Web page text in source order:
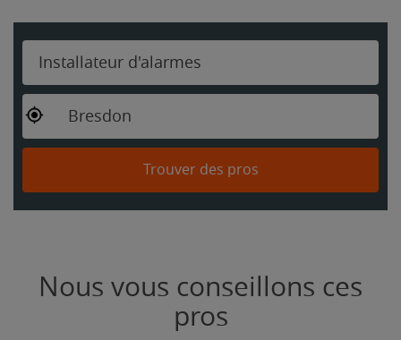
Installateur d'alarmes
Bresdon
Trouver des pros
Nous vous conseillons ces
pros